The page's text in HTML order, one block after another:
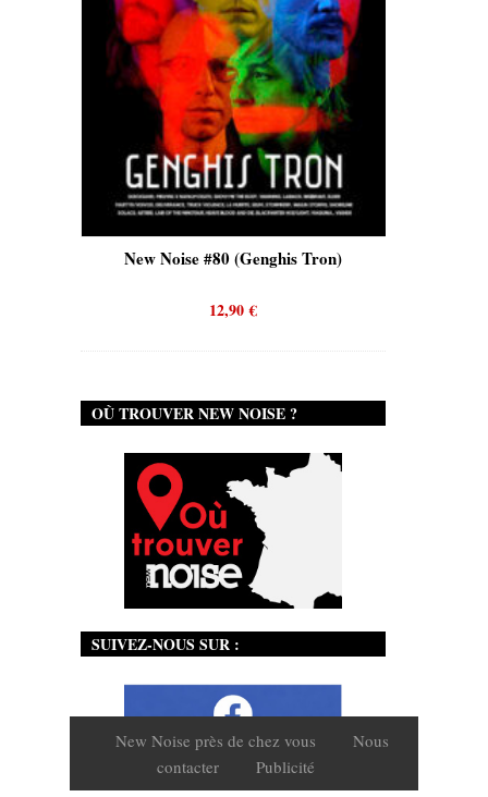
New Noise #80 (Genghis Tron)
12,90€
OÙ TROUVER NEW NOISE ?
SUIVEZ-NOUS SUR :
New Noise près de chez vous
Nous
contacter
Publicité